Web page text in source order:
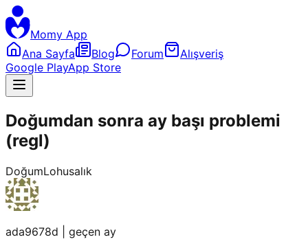
Momy App
Ana Sayfa
Blog Forum
Alışveriş
Google PlayApp Store
Doğumdan sonra ay başı problemi
(regl)
DoğumLohusalık
ada9678d
geçen ay